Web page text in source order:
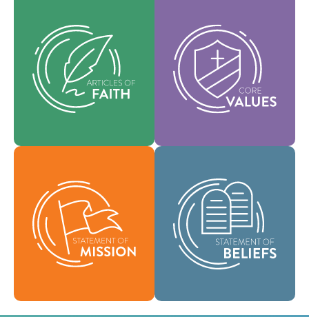
fondamentales et
exposent les vérités
essentielles qui
guident chaque
domaine de pratique.
identité et
soutiennent la vision
de notre
dénomination et
aident à façonner
Valeurs
mission définit qui
nous sommes,
pourquoi nous
existons et notre
raison d'être.
En tant que
mondiale de foi, nous
porter la bonne
nouvelle de la vie en
Jésus-Christ aux gens
du monde entier et de
répandre le message
de sainteté
les pays.